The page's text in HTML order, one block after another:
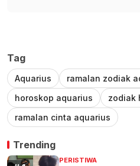
Tag
Aquarius
ramalan zodiak
horoskop aquarius
zodiak
ramalan cinta aquarius
Trending
PERISTIWA